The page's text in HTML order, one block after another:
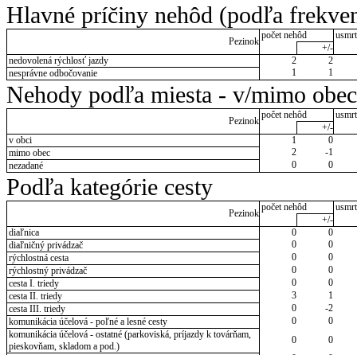
Hlavné príčiny nehôd (podľa
Pezinok
počet nehôd
+/-
nedovolená rýchlosť jazdy
2
2
nesprávne odbočovanie
1 1
Nehody podľa miesta - v/mimo obec
Pezinok
počet nehôd
+/-
v obci
1
0
mimo obec
2
-1
nezadané
0 0
Podľa kategórie cesty
Pezinok
počet nehôd
+/-
diaľnica
0
0
diaľničný privádzač
0
0
rýchlostná cesta
0
0
rýchlostný privádzač
0
0
cesta I. triedy
0
0
cesta II. triedy
3
1
cesta III. triedy
0
-2
komunikácia účelová - poľné a lesné cesty
0
0
komunikácia účelová - ostatné (parkoviská, príjazdy k továrňam,
pieskovňam, skladom a pod.)
0
0